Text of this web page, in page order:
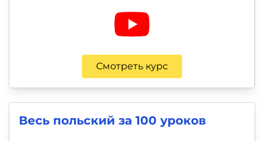
Смотреть курс
Весь польский за 100 уроков